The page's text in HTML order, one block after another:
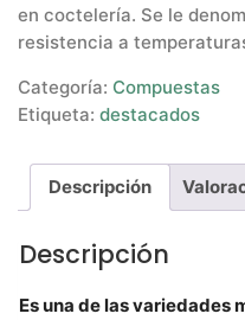
en coctelería. Se le
resistencia a
Categoría: Compuestas
Etiqueta: destacados
Descripción
Descripción
Es una de las variedades